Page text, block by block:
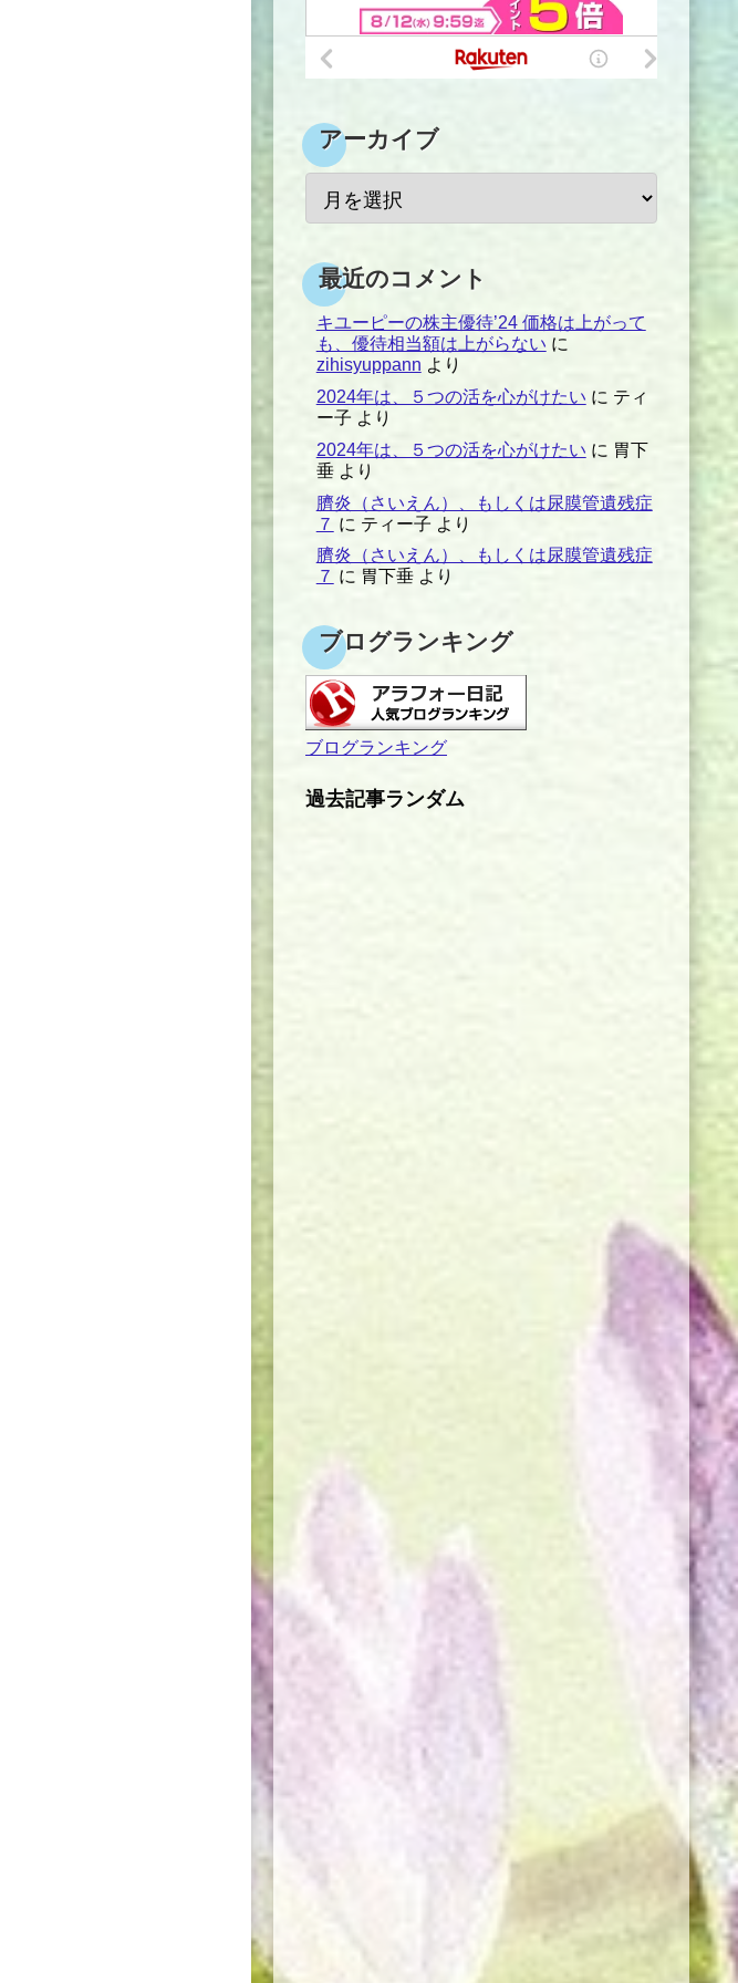
アーカイブ
最近のコメント
キユーピーの株主優待’24 価格は上がって
も、優待相当額は上がらない に
zihisyuppann より
2024年は、５つの活を心がけたい に ティ
ー子 より
2024年は、５つの活を心がけたい に 胃下
垂より
臍炎（さいえん）、もしくは尿膜管遺残症
７ に ティー子 より
臍炎（さいえん）、もしくは尿膜管遺残症
７ に 胃下垂より
ブログランキング
ブログランキング
過去記事ランダム